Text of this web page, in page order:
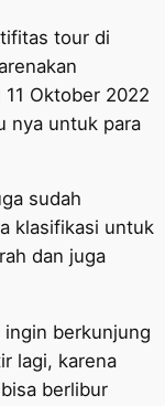
tour di
Oktober 2022
nya untuk para
sudah
klasifikasi untuk
dan juga
ingin berkunjung
lagi, karena
berlibur